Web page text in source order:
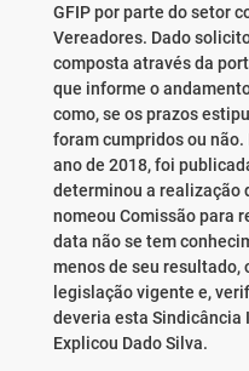
GFIP por parte do setor
Vereadores. Dado
composta através da
que informe o
como, se os prazos
foram cumpridos ou
ano de 2018, foi
determinou a realização
nomeou Comissão para
data não se tem
menos de seu resultado,
legislação vigente e,
deveria esta Sindicância
Explicou Dado Silva.